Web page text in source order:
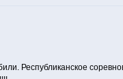
Республиканское